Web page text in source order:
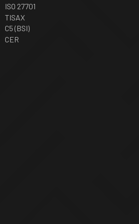
ISO 27701
TISAX
C5 (BSI)
CER